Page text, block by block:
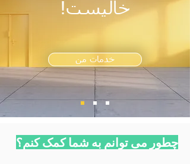
خالیست!
خدمات من
چطور می توانم به شما کمک کنم؟